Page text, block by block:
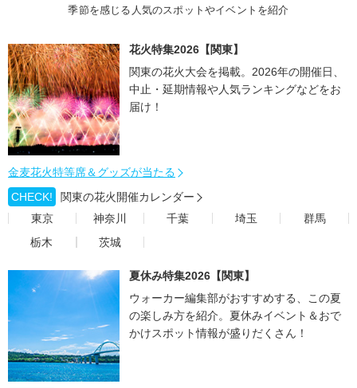
季節を感じる人気のスポットやイベントを紹介
花火特集2026【関東】
関東の花火大会を掲載。2026年の開催日、
中止・延期情報や人気ランキングなどをお
届け！
金麦花火特等席＆グッズが当たる
CHECK!
関東の花火開催カレンダー
東京
神奈川 千葉 埼玉
群馬
栃木
茨城
夏休み特集2026【関東】
ウォーカー編集部がおすすめする、この夏
の楽しみ方を紹介。夏休みイベント＆おで
かけスポット情報が盛りだくさん！